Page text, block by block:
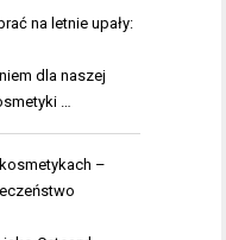
na letnie upały:
dla naszej
…
–